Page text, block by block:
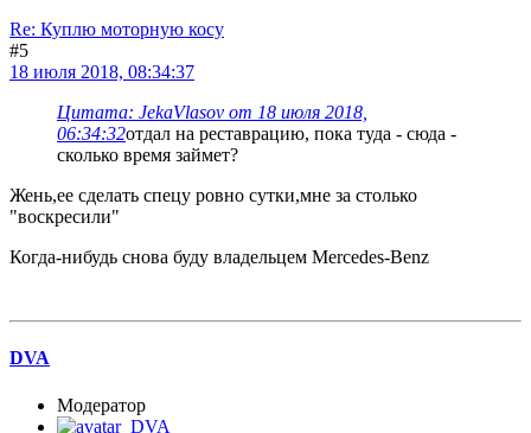
Re: Куплю моторную косу
#5
18 июля 2018, 08:34:37
Цитата: JekaVlasov от 18 июля 2018,
06:34:32отдал на реставрацию, пока туда - сюда -
сколько время займет?
Жень,ее сделать спецу ровно сутки,мне за столько
"воскресили"
Когда-нибудь снова буду владельцем Mercedes-Benz
DVA
Модератор